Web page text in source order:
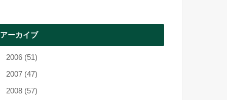
アーカイブ
2006 (51)
2007 (47)
2008 (57)